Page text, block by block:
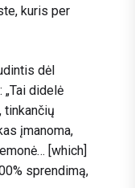
kuris per
dėl
didelė
tinkančių
įmanoma,
[which]
sprendimą,